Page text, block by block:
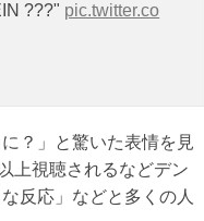
???" pic.twitter.co
？」と驚いた表情を見
上視聴されるなどデン
反応」などと多くの人